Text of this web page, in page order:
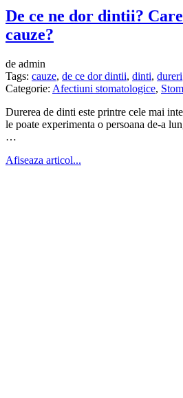
De ce ne dor dintii?
cauze?
de admin
Tags: cauze, de ce dor dintii, dinti, dureri
Categorie: Afectiuni stomatologice,
Durerea de dinti este printre cele mai
le poate experimenta o persoana de-a
…
Afiseaza articol...